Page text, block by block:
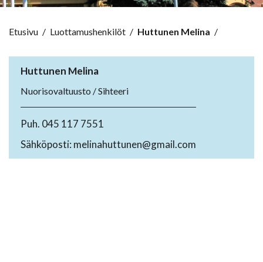
Etusivu / Luottamushenkilöt / Huttunen Melina /
Huttunen Melina
Nuorisovaltuusto / Sihteeri
Puh. 045 117 7551
Sähköposti: melinahuttunen@gmail.com